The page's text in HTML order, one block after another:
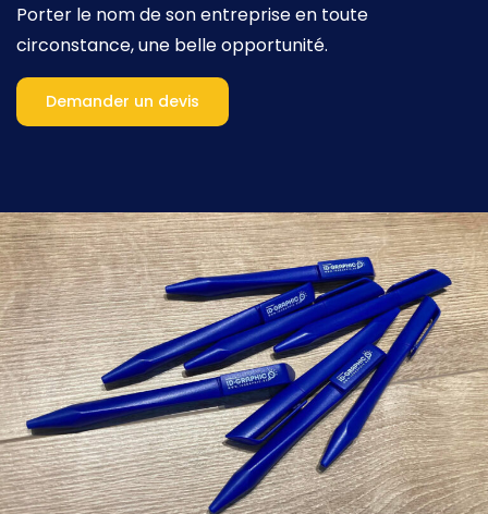
Porter le nom de son entreprise en toute
circonstance, une belle opportunité.
Demander un devis